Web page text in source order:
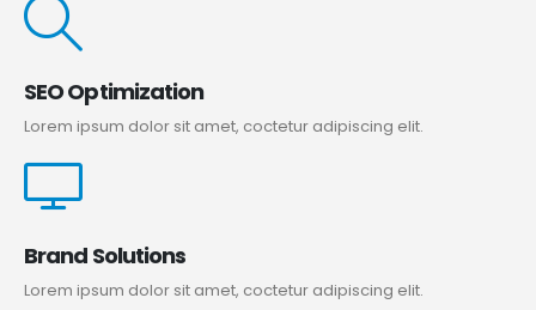
SEO Optimization
Lorem ipsum dolor sit amet, coctetur adipiscing elit.
Brand Solutions
Lorem ipsum dolor sit amet, coctetur adipiscing elit.